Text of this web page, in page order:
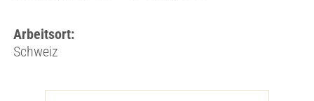
Arbeitsort:
Schweiz